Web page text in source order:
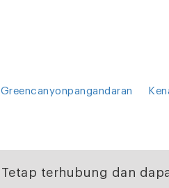
Greencanyonpangandaran
Tetap terhubung dan